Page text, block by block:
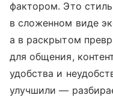
фактором. Это
в сложенном виде
а в раскрытом
для общения,
удобства и
улучшили —